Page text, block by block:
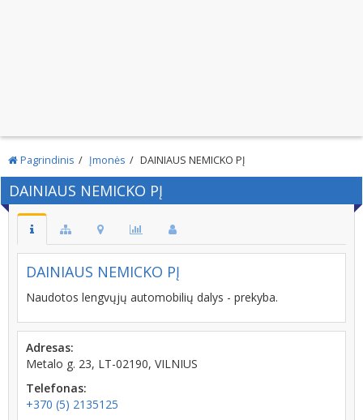
Pagrindinis Įmonės DAINIAUS NEMICKO PĮ
DAINIAUS NEMICKO PĮ
DAINIAUS NEMICKO PĮ
Naudotos lengvųjų automobilių dalys - prekyba.
Adresas:
Metalo g. 23, LT-02190, VILNIUS
Telefonas:
+370 (5) 2135125